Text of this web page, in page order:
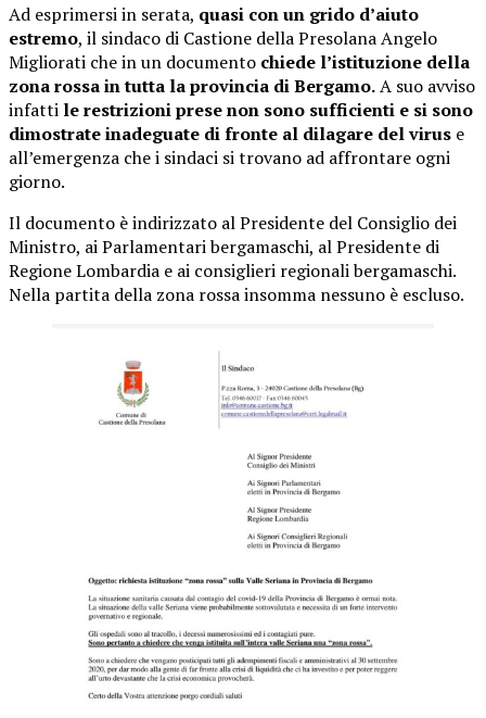
Ad esprimersi in serata, quasi con un grido d’aiuto
estremo, il sindaco di Castione della Presolana Angelo
Migliorati che in un documento chiede l’istituzione della
zona rossa in tutta la provincia di Bergamo.A suo avviso
infatti le restrizioni prese non sono sufficienti e si sono
dimostrate inadeguate di fronte al dilagare del virus e
all’emergenza che i sindaci si trovano ad affrontare ogni
giorno.
Il documento è indirizzato al Presidente del Consiglio dei
Ministro, ai Parlamentari bergamaschi, al Presidente di
Regione Lombardia e ai consiglieri regionali bergamaschi.
Nella partita della zona rossa insomma nessuno è escluso.